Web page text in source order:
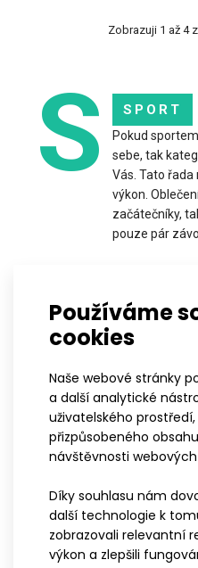
Používáme
cookies
Naše webové stránky
a další analytické
uživatelského
přizpůsobeného
návštěvnosti
Díky souhlasu nám
další technologie k
zobrazovali relevantní
výkon a zlepšili
2
Dámská sportovní mikina
střih a je vyrobena v
Zobrazuji 1 až 4
S SPORT
Pokud
sebe, tak
Vás. Tato
výkon.
začátečníky,
pouze pár
P PROFI
Oblečení řady
příležitostné
je vhodná pro
sportu na
materiály
nejlepších